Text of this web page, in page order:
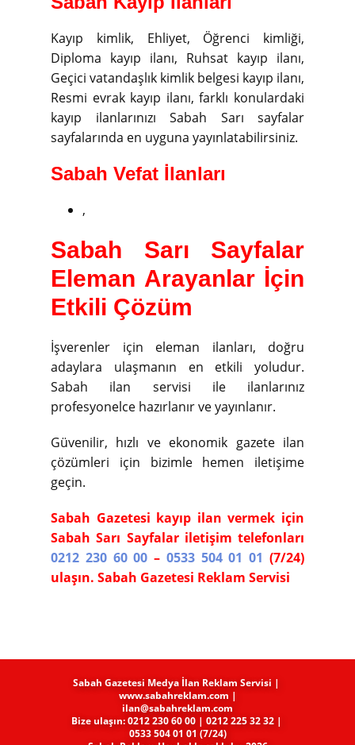
Kayıp kimlik, Ehliyet, Öğrenci kimliği,
Diploma kayıp ilanı, Ruhsat kayıp ilanı,
Geçici vatandaşlık kimlik belgesi kayıp ilanı,
Resmi evrak kayıp ilanı, farklı konulardaki
kayıp ilanlarınızı Sabah Sarı sayfalar
sayfalarında en uyguna yayınlatabilirsiniz.
Sabah Vefat İlanları
,
Sabah Sarı Sayfalar
Eleman Arayanlar İçin
Etkili Çözüm
İşverenler için eleman ilanları, doğru
adaylara ulaşmanın en etkili yoludur.
Sabah ilan servisi ile ilanlarınız
profesyonelce hazırlanır ve yayınlanır.
Güvenilir, hızlı ve ekonomik gazete ilan
çözümleri için bizimle hemen iletişime
geçin.
Sabah Gazetesi kayıp ilan vermek için
Sabah Sarı Sayfalar iletişim telefonları
0212 230 60 00– 0533 504 01 01(7/24)
ulaşın. Sabah Gazetesi Reklam Servisi
Sabah Gazetesi Medya​ İlan Reklam Servisi |
www.sabahreklam.com |
ilan@sabahreklam.com
Bize ulaşın: 0212 230 60 00 | 0212 225 32 32 |
0533 504 01 01 (7/24)